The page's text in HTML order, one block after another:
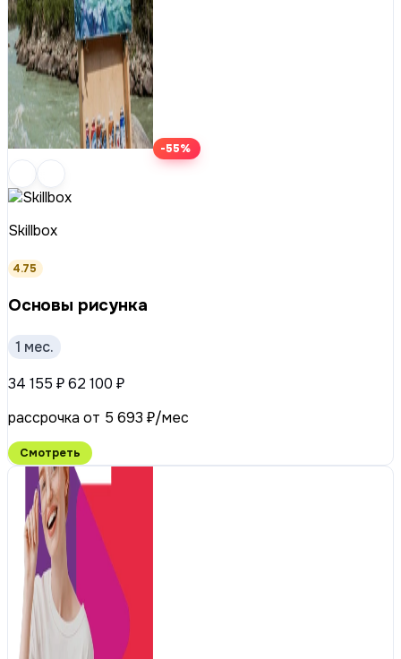
-55%
Skillbox
4.75
Основы рисунка
1 мес.
34 155 ₽62 100 ₽
рассрочка от 5 693 ₽/мес
Смотреть